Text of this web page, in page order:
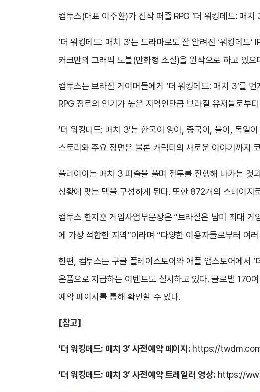
컴투스(대표 이주환)가 신작 퍼즐 RPG ‘더 워킹데드: 매
‘더 워킹데드: 매치 3’는 드라마로도 잘 알려진 ‘워킹데
커크만의 그래픽 노블(만화형 소설)을 원작으로 하고 있
컴투스는 브라질 게이머들에게 ‘더 워킹데드: 매치 3’를
RPG 장르의 인기가 높은 지역인만큼 브라질 유저들로부
‘더 워킹데드: 매치 3’는 한국어 영어, 중국어, 불어, 독일
스토리와 주요 장면은 물론 캐릭터의 새로운 이야기까지
플레이어는 매치 3 퍼즐을 풀며 전투를 진행해 나가는 것
상황에 맞는 덱을 구성하게 된다. 또한 872개의 스테이지
컴투스 한지훈 게임사업부문장은 “브라질은 남미 최대
에 가장 적합한 지역”이라며 “다양한 이용자들로부터 여
한편, 컴투스는 구글 플레이스토어와 애플 앱스토어에서
은품으로 지급하는 이벤트도 실시하고 있다. 글로벌 170
예약 페이지를 통해 확인할 수 있다.
[참고]
‘더 워킹데드: 매치 3’ 사전예약 페이지: https://
‘더 워킹데드: 매치 3’ 사전예약 트레일러 영상: https://